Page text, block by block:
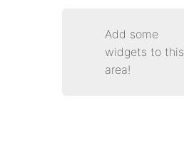
Add some
widgets to this
area!